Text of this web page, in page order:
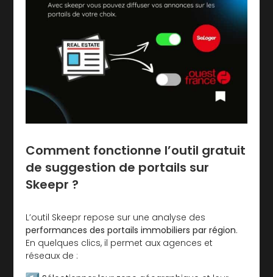
Comment fonctionne l’outil gratuit
de suggestion de portails sur
Skeepr ?
L’outil Skeepr repose sur une analyse des
performances des portails immobiliers par région.
En quelques clics, il permet aux agences et
réseaux de :